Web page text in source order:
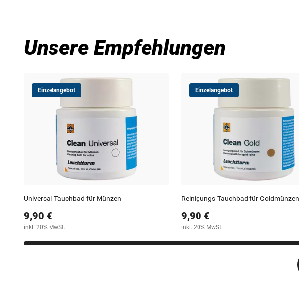
Unsere Empfehlungen
Einzelangebot
Universal-Tauchbad für Münzen
9,90 €
inkl. 20% MwSt.
Einzelangebot
Reinigungs-Tauchbad für Goldmünzen
9,90 €
inkl. 20% MwSt.